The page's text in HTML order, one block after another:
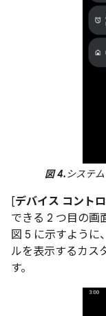
図 4.システ
[デバイス コント
できる 2 つ目の画
図 5 に示すように
ルを表示するカス
す。